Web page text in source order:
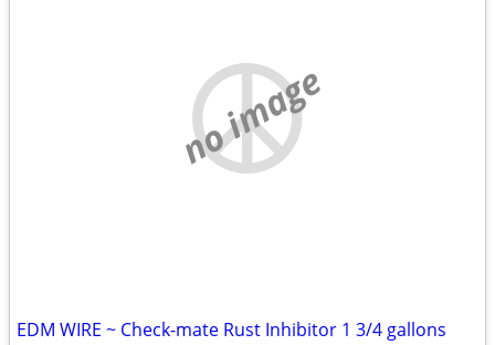
no image
EDM WIRE ~ Check-mate Rust Inhibitor 1 3/4 gallons